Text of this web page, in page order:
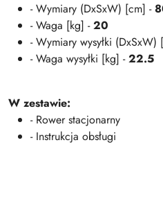
- Wymiary (DxSxW) [cm] -
- Waga [kg] -20
- Wymiary wysyłki (DxSxW)
- Waga wysyłki [kg] -22.5
W zestawie:
- Rower stacjonarny
- Instrukcja obsługi